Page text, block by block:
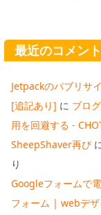
最近のコメント
Jetpackのパブリサ
[追記あり] に ブロ
用を回避する -
SheepShaver再び
り
Googleフォームで
フォーム | webデ